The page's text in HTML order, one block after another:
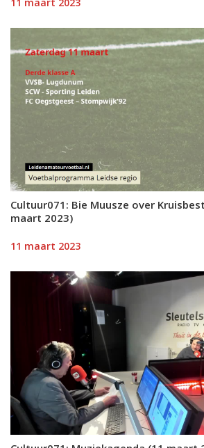
Cultuur071: Bie Muusze over
maart 2023)
11 maart 2023